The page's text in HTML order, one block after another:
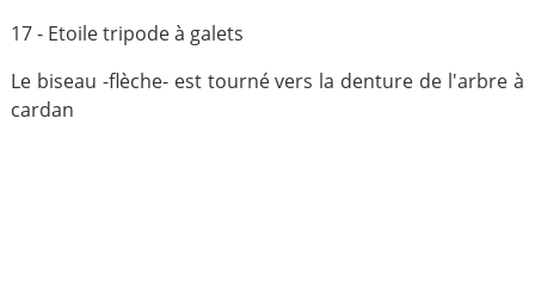
17 - Etoile tripode à galets
Le biseau -flèche- est tourné vers la denture de l'arbre à
cardan